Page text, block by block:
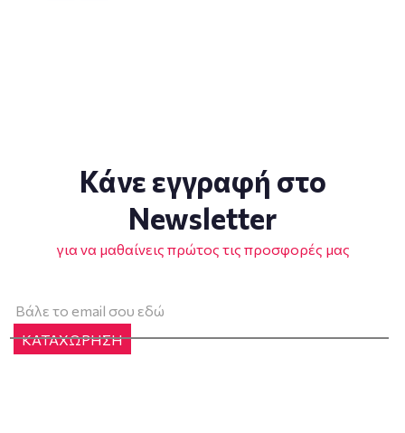
Κάνε εγγραφή στο
Newsletter
για να μαθαίνεις πρώτος τις προσφορές μας
ΚΑΤΑΧΩΡΗΣΗ